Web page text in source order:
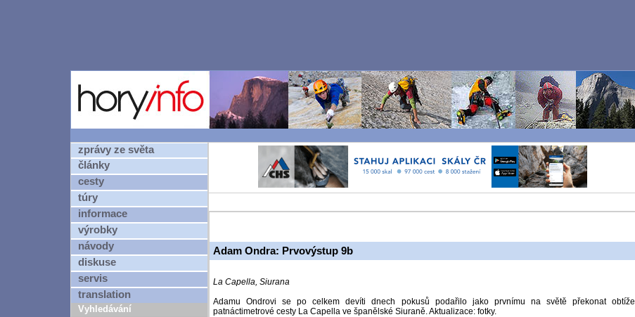
zprávy ze světa
články
cesty
túry
informace
výrobky
návody
diskuse
servis
translation
Vyhledávání
Adam Ondra: Prvovýstup 9b
La Capella, Siurana
Adamu Ondrovi se po celkem devíti dnech pokusů podařilo jako prvnímu na světě překonat obtíže
patnáctimetrové cesty La Capella ve španělské Siuraně. Aktualizace: fotky.